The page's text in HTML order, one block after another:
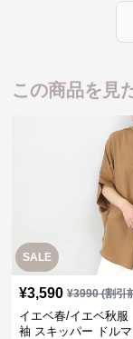
この商品を見
SALE
¥3,590 ¥3990(割引
イエベ春/イエベ秋
袖 スキッパー ドル